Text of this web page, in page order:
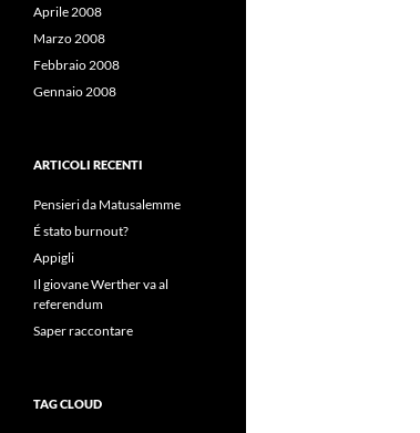
Aprile 2008
Marzo 2008
Febbraio 2008
Gennaio 2008
ARTICOLI RECENTI
Pensieri da Matusalemme
É stato burnout?
Appigli
Il giovane Werther va al
referendum
Saper raccontare
TAG CLOUD